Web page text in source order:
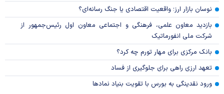
نوسان بازار ارز؛ واقعیت اقتصادی یا جنگ رسانه‌ای؟
بازدید معاون علمی، فرهنگی و اجتماعی معاون اول رئیس‌جمهور از
شرکت ملی انفورماتیک
بانک مرکزی برای مهار تورم چه کرد؟
تعهد ارزی راهی برای جلوگیری از فساد
ورود نقدینگی به بورس با تقویت بنیاد نمادها